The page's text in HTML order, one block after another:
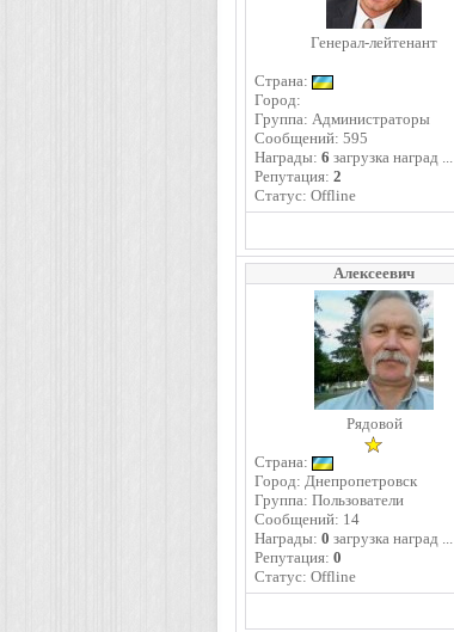
Генерал-лейтенант
Страна:
Город:
Группа: Администраторы
Сообщений: 595
Награды: 6 загрузка наград ...
Репутация: 2
Статус: Offline
Алексеевич
Рядовой
Страна:
Город: Днепропетровск
Группа: Пользователи
Сообщений: 14
Награды: 0 загрузка наград ...
Репутация: 0
Статус: Offline